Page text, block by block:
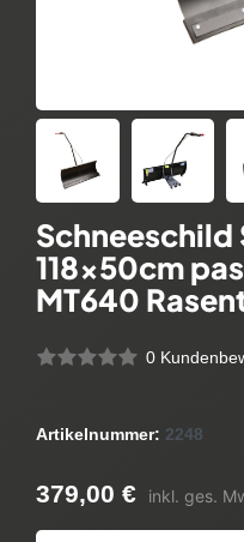
Schneeschild
118x50cm
MT640
0
Artikelnummer: 2248
379,00 € inkl. ges.